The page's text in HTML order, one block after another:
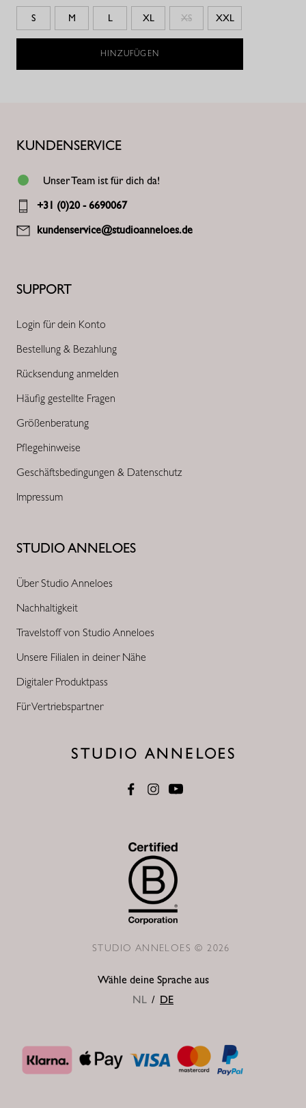
S M L XL XS XXL
HINZUFÜGEN
STUDIO ANNELOES
Über Studio Anneloes
Nachhaltigkeit
Travelstoff von Studio Anneloes
Unsere Filialen in deiner Nähe
Digitaler Produktpass
Für Vertriebspartner
SUPPORT
Login für dein Konto
Bestellung & Bezahlung
Rücksendung anmelden
Häufig gestellte Fragen
Größenberatung
Pflegehinweise
Geschäftsbedingungen & Datenschutz
Impressum
KUNDENSERVICE
Unser Team ist für dich da!
+31 (0)20 - 6690067
kundenservice@studioanneloes.de
Wähle deine Sprache aus
NL / DE
STUDIO ANNELOES © 2026